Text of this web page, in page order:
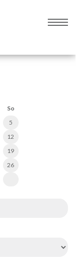
So
5
12
19
26